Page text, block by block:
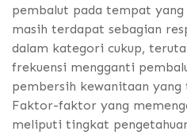
pembalut pada tempat yang
masih terdapat sebagian
dalam kategori cukup,
frekuensi mengganti
pembersih kewanitaan yang
Faktor-faktor yang
meliputi tingkat